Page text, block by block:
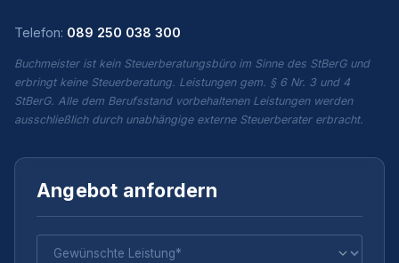
Telefon: 089 250 038 300
Buchmeister ist kein Steuerberatungsbüro im Sinne des StBerG und
erbringt keine Steuerberatung. Leistungen gem. § 6 Nr. 3 und 4
StBerG. Alle dem Berufsstand vorbehaltenen Leistungen werden
ausschließlich durch unabhängige externe Steuerberater erbracht.
Angebot anfordern